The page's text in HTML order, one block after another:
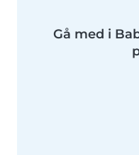
Gå med i